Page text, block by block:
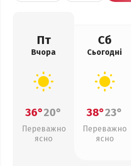
Пт
Вчора
36°20°
Переважно
ясно
Сб
Сьогодні
38°23°
Переважно
ясно